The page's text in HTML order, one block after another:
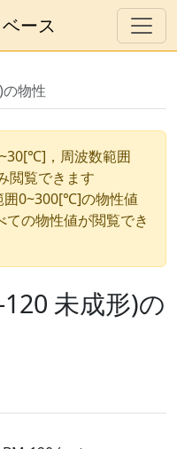
ース
物性
，周波数範囲
閲覧できます
囲0~300[℃]の物性値
の物性値が閲覧でき
未成形)の